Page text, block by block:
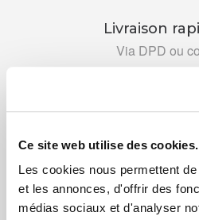
Ce site web utilise des cookies.
Les cookies nous permettent
et les annonces, d'offrir des
médias sociaux et d'analyser
Livraison
Via DPD ou
+ de 10 ans
dans le